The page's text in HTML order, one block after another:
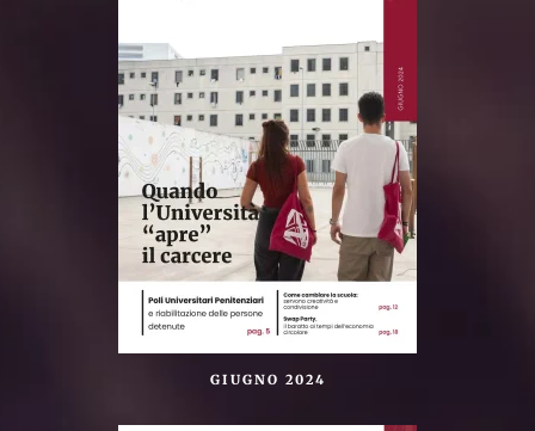
GIUGNO 2024